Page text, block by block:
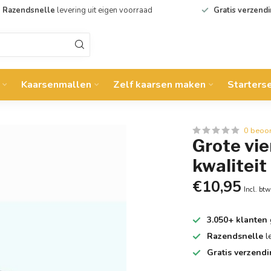
Razendsnelle levering uit eigen voorraad Gratis
Kaarsenmallen Zelf kaarsen maken
0
Grote
kwaliteit
€10,95 Incl. btw
3.050+ klanten
Razendsnelle
Gratis